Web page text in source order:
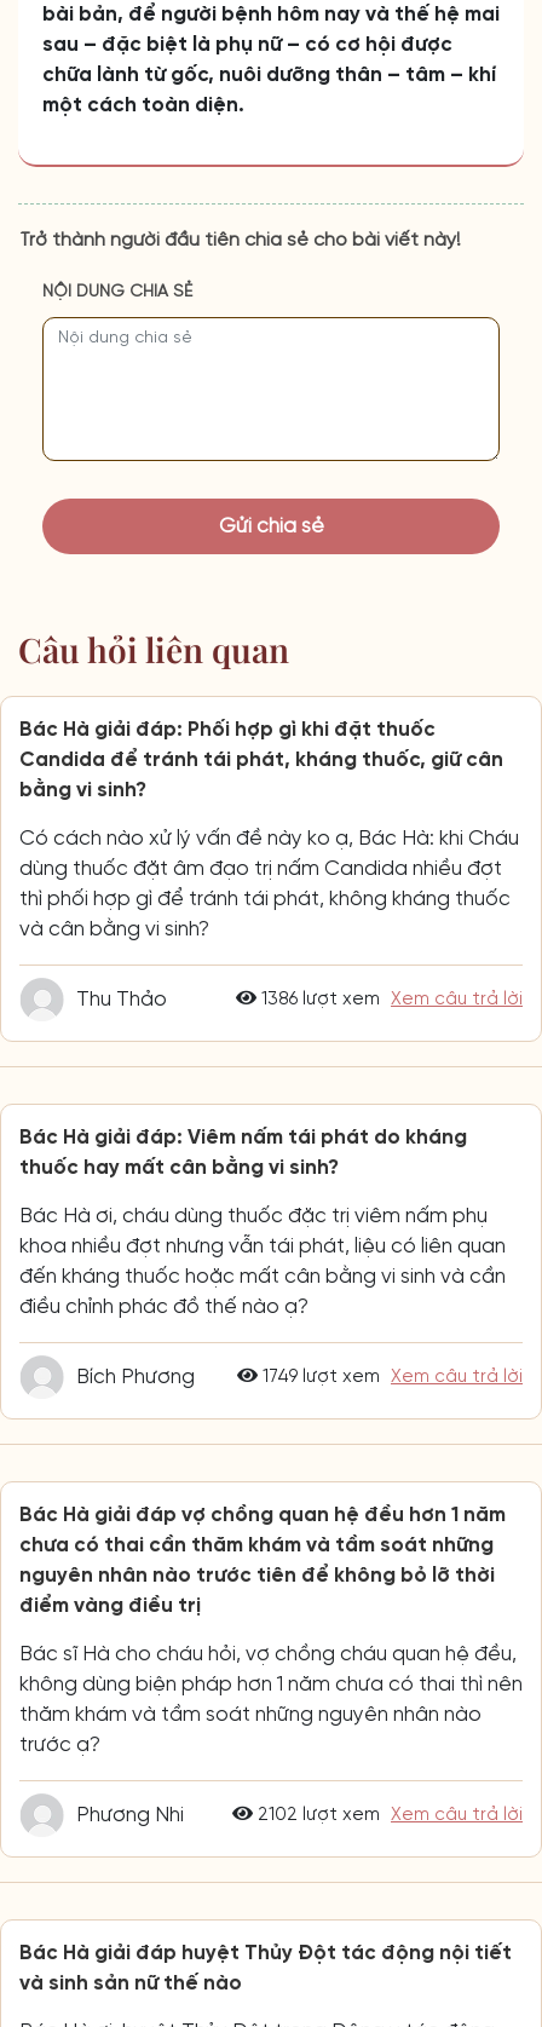
bài bản, để người bệnh hôm nay và thế hệ mai
sau – đặc biệt là phụ nữ – có cơ hội được
chữa lành từ gốc, nuôi dưỡng thân – tâm – khí
một cách toàn diện.
Trở thành người đầu tiên chia sẻ cho bài viết này!
NỘI DUNG CHIA SẺ
Câu hỏi liên quan
Bác Hà giải đáp: Phối hợp gì khi đặt thuốc
Candida để tránh tái phát, kháng thuốc, giữ cân
bằng vi sinh?
Có cách nào xử lý vấn đề này ko ạ, Bác Hà: khi Cháu
dùng thuốc đặt âm đạo trị nấm Candida nhiều đợt
thì phối hợp gì để tránh tái phát, không kháng thuốc
và cân bằng vi sinh?
Thu Thảo 1386 lượt xem Xem câu trả lời
Bác Hà giải đáp: Viêm nấm tái phát do kháng
thuốc hay mất cân bằng vi sinh?
Bác Hà ơi, cháu dùng thuốc đặc trị viêm nấm phụ
khoa nhiều đợt nhưng vẫn tái phát, liệu có liên quan
đến kháng thuốc hoặc mất cân bằng vi sinh và cần
điều chỉnh phác đồ thế nào ạ?
Bích Phương 1749 lượt xem Xem câu trả lời
Bác Hà giải đáp vợ chồng quan hệ đều hơn 1 năm
chưa có thai cần thăm khám và tầm soát những
nguyên nhân nào trước tiên để không bỏ lỡ thời
điểm vàng điều trị
Bác sĩ Hà cho cháu hỏi, vợ chồng cháu quan hệ đều,
không dùng biện pháp hơn 1 năm chưa có thai thì nên
thăm khám và tầm soát những nguyên nhân nào
trước ạ?
Phương Nhi 2102 lượt xem Xem câu trả lời
Bác Hà giải đáp huyệt Thủy Đột tác động nội tiết
và sinh sản nữ thế nào